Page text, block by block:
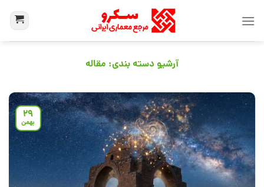
آرشیو دسته بندی: مقاله
29
بهمن